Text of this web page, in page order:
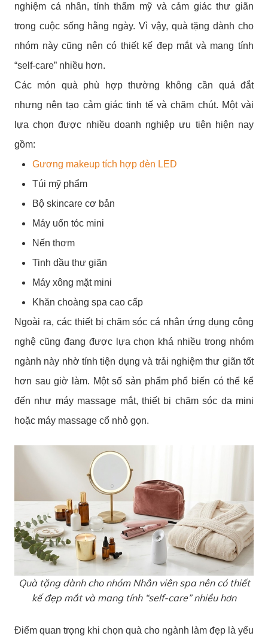
nghiệm cá nhân, tính thẩm mỹ và cảm giác thư giãn
trong cuộc sống hằng ngày. Vì vậy, quà tặng dành cho
nhóm này cũng nên có thiết kế đẹp mắt và mang tính
“self-care” nhiều hơn.
Các món quà phù hợp thường không cần quá đắt
nhưng nên tạo cảm giác tinh tế và chăm chút. Một vài
lựa chọn được nhiều doanh nghiệp ưu tiên hiện nay
gồm:
Gương makeup tích hợp đèn LED
Túi mỹ phẩm
Bộ skincare cơ bản
Máy uốn tóc mini
Nến thơm
Tinh dầu thư giãn
Máy xông mặt mini
Khăn choàng spa cao cấp
Ngoài ra, các thiết bị chăm sóc cá nhân ứng dụng công
nghệ cũng đang được lựa chọn khá nhiều trong nhóm
ngành này nhờ tính tiện dụng và trải nghiệm thư giãn tốt
hơn sau giờ làm. Một số sản phẩm phổ biến có thể kể
đến như máy massage mắt, thiết bị chăm sóc da mini
hoặc máy massage cổ nhỏ gọn.
Quà tặng dành cho nhóm Nhân viên spa nên có thiết
kế đẹp mắt và mang tính “self-care” nhiều hơn
Điểm quan trọng khi chọn quà cho ngành làm đẹp là yếu